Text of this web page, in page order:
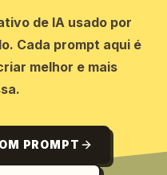
de IA usado por
Cada prompt aqui é
melhor e mais
PROMPT